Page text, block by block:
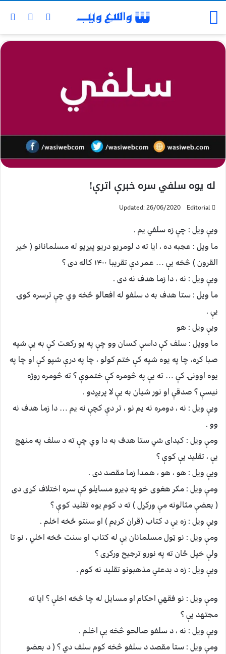
له یوه سلفي سره خبرې اترې!
Editorial
Updated: 26/06/2020
ویې ویل : چې زه سلفي یم .
ما ویل : عجبه ده ، ایا ته د لومړیو دریو پیړیو له مسلمانانو ( خیر
القرون ) څخه یې … عمر دې تقریبا ۱۴۰۰ کاله دی ؟
ویې ویل : نه ، دا زما هدف نه دی .
ما ویل : ستا هدف به د سلفو له افعالو څخه وي چې ترسره کوۍ
یې .
ویې ویل : هو
ما وویل : سلف کې داسې کسان وو چې په یو رکعت کې به یې شپه
صبا کړه، چا په یوه شپه کې ختم کولو ، چا په درې شپو کې او چا په
یوه اوونۍ کې … ته یې په څومره کې ختموې ؟ ته څومره روژه
نیسې ؟ صدقې او نور شیان به یې لا پریږدو .
ویې ویل : نه ، دومره نه یم نو ، تر دې کچې نه یم … دا زما هدف نه
وو .
ومې ویل : کیدای شي ستا هدف به دا وي چې ته د سلف په منهج
یې ، تقلید یې کوې ؟
ویې ویل : هو ، هو ، همدا زما مقصد دی .
ومې ویل : مګر هغوی خو په ډیرو مسایلو کې سره اختلاف کړی دی
( بعضې مثالونه مې ورکړل ) ته د کوم یوه تقلید کوې ؟
ویې ویل : زه یې د کتاب (قران کریم ) او سنتو څخه اخلم .
ومې ویل : نو ټول مسلمانان یې له کتاب او سنت څخه اخلي ، نو تا
ولې خپل ځان ته په نورو ترجیح ورکړی ؟
ویې ویل : زه د بدعتي مذهبونو تقلید نه کوم .
ومې ویل : نو فقهي احکام او مسایل له چا څخه اخلې ؟ ایا ته
مجتهد یې ؟
ویې ویل : نه ، د سلفو صالحو څخه یې اخلم .
ومې ویل : ستا مقصد د سلفو څخه کوم سلف دي ؟ ( د بعضو